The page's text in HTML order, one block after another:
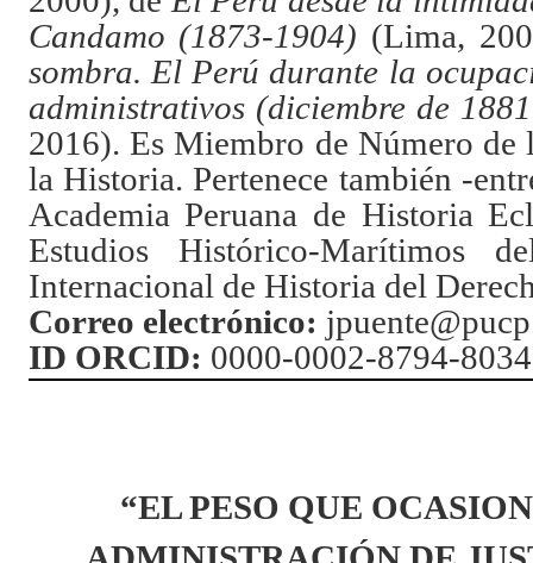
Candamo (1873-1904) (Lima,
sombra. El Perú durante la
administrativos (diciembre de
2016). Es Miembro de Número de
la Historia. Pertenece también -
Academia Peruana de Historia
Estudios Histórico-Marítimos
Internacional de Historia del
Correo electrónico:
ID ORCID: 0000-0002-8794-8034
“EL PESO QUE